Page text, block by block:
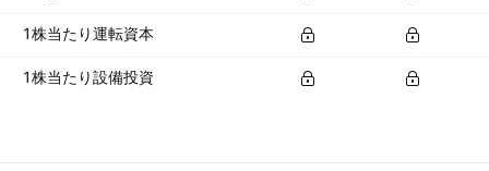
1株当たり運転資本
1株当たり設備投資